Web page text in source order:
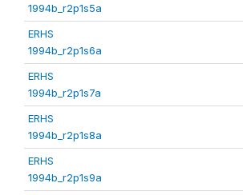
1994b_r2p1s5a
ERHS
1994b_r2p1s6a
ERHS
1994b_r2p1s7a
ERHS
1994b_r2p1s8a
ERHS
1994b_r2p1s9a